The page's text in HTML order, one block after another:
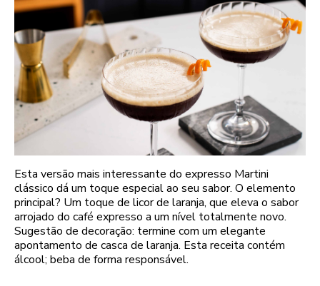
Esta versão mais interessante do expresso Martini
clássico dá um toque especial ao seu sabor. O elemento
principal? Um toque de licor de laranja, que eleva o sabor
arrojado do café expresso a um nível totalmente novo.
Sugestão de decoração: termine com um elegante
apontamento de casca de laranja. Esta receita contém
álcool; beba de forma responsável.